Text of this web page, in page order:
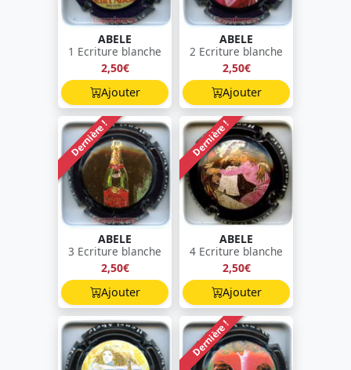
ABELE
1 Ecriture blanche
2,50€
Ajouter
ABELE
2 Ecriture blanche
2,50€
Ajouter
Dernière !
ABELE
3 Ecriture blanche
2,50€
Ajouter
Dernière !
ABELE
4 Ecriture blanche
2,50€
Ajouter
Dernière !